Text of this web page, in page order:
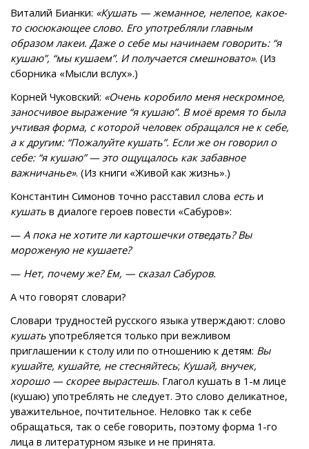
Виталий Бианки: «Кушать — жеманное, нелепое, какое-
то сюсюкающее слово. Его употребляли главным
образом лакеи. Даже о себе мы начинаем говорить: “я
кушаю”, “мы кушаем”. И получается смешновато». (Из
сборника «Мысли вслух».)
Корней Чуковский: «Очень коробило меня нескромное,
заносчивое выражение “я кушаю”. В моё время то была
учтивая форма, с которой человек обращался не к себе,
а к другим: “Пожалуйте кушать”. Если же он говорил о
себе: “я кушаю” — это ощущалось как забавное
важничанье». (Из книги «Живой как жизнь».)
Константин Симонов точно расставил слова есть и
кушать в диалоге героев повести «Сабуров»:
— А пока не хотите ли картошечки отведать? Вы
мороженую не кушаете?
— Нет, почему же? Ем, — сказал Сабуров.
А что говорят словари?
Словари трудностей русского языка утверждают: слово
кушать употребляется только при вежливом
приглашении к столу или по отношению к детям: Вы
кушайте, кушайте, не стесняйтесь; Кушай, внучек,
хорошо — скорее вырастешь. Глагол кушать в 1-м лице
(кушаю) употреблять не следует. Это слово деликатное,
уважительное, почтительное. Неловко так к себе
обращаться, так о себе говорить, поэтому форма 1-го
лица в литературном языке и не принята.